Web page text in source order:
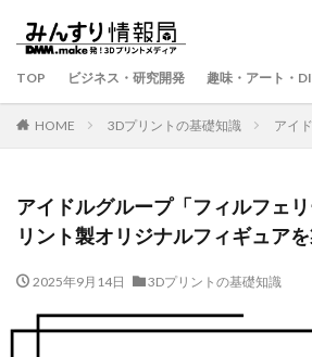
TOP ビジネス・研究開発 趣味・アート・
HOME 3Dプリントの基礎知識 アイ
アイドルグループ「フィルフェ
リント製オリジナルフィギュアを
2025年9月14日 3Dプリントの基礎知識